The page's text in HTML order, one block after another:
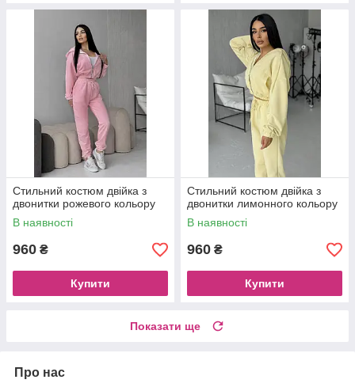
Стильний костюм двійка з
двонитки рожевого кольору
В наявності
960 ₴
Купити
Стильний костюм двійка з
двонитки лимонного кольору
В наявності
960 ₴
Купити
Показати ще
Про нас